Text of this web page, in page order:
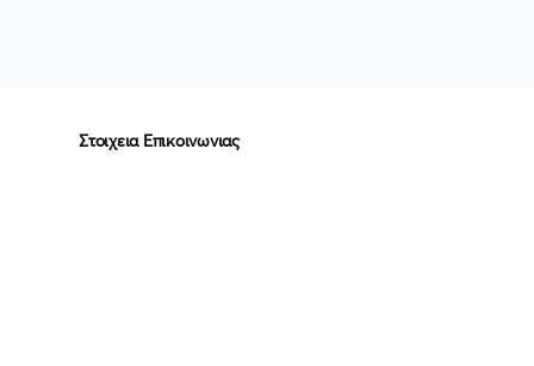
Στοιχεια Επικοινωνιας